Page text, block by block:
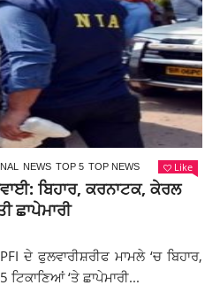
NEWS TOP 5 TOP NEWS Like
ਬਿਹਾਰ, ਕਰਨਾਟਕ, ਕੇਰਲ
ਛਾਪੇਮਾਰੀ
ਦੇ ਫੁਲਵਾਰੀਸ਼ਰੀਫ ਮਾਮਲੇ ‘ਚ ਬਿਹਾਰ,
‘ਤੇ ਛਾਪੇਮਾਰੀ...